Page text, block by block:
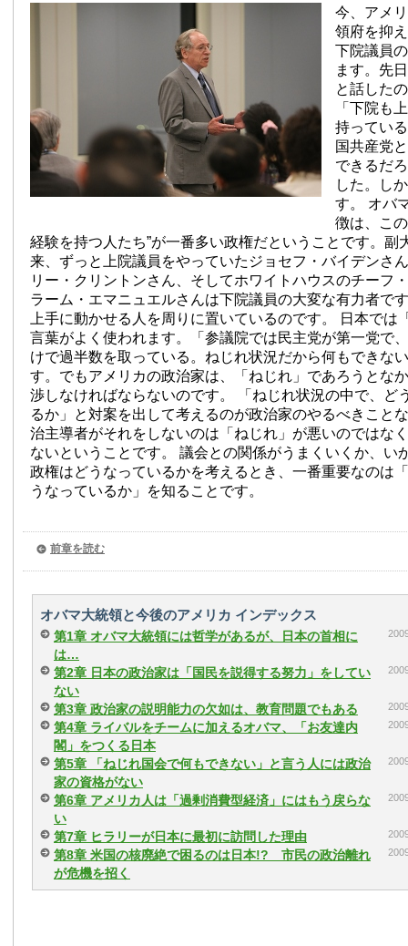
今、アメ
領府を抑
下院議員
ます。先
と話した
「下院も
持ってい
国共産党
できるだ
した。し
す。 オバ
徴は、こ
経験を持つ人たち”が一番多い政権だということです。副
来、ずっと上院議員をやっていたジョセフ・バイデンさ
リー・クリントンさん、そしてホワイトハウスのチーフ
ラーム・エマニュエルさんは下院議員の大変な有力者で
上手に動かせる人を周りに置いているのです。 日本では
言葉がよく使われます。「参議院では民主党が第一党で
けで過半数を取っている。ねじれ状況だから何もできな
す。でもアメリカの政治家は、「ねじれ」であろうとな
渉しなければならないのです。 「ねじれ状況の中で、ど
るか」と対案を出して考えるのが政治家のやるべきこと
治主導者がそれをしないのは「ねじれ」が悪いのではな
ないということです。 議会との関係がうまくいくか、い
政権はどうなっているかを考えるとき、一番重要なのは
うなっているか」を知ることです。
前章を読む
オバマ大統領と今後のアメリカ インデックス
第1章 オバマ大統領には哲学があるが、日本の首相に
は…
第2章 日本の政治家は「国民を説得する努力」をしてい
ない
第3章 政治家の説明能力の欠如は、教育問題でもある
第4章 ライバルをチームに加えるオバマ、「お友達内
閣」をつくる日本
第5章 「ねじれ国会で何もできない」と言う人には政治
家の資格がない
第6章 アメリカ人は「過剰消費型経済」にはもう戻らな
い
第7章 ヒラリーが日本に最初に訪問した理由
第8章 米国の核廃絶で困るのは日本!? 市民の政治離れ
が危機を招く